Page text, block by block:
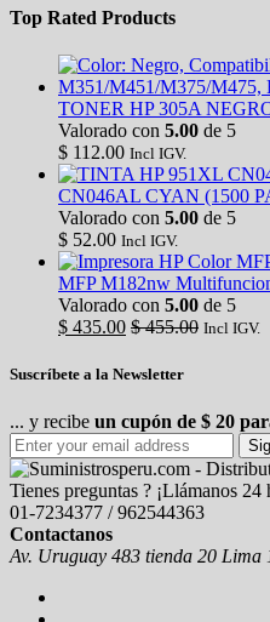
Top Rated Products
TONER HP 305A
Valorado con 5.00 de 5
$ 112.00 Incl IGV.
CN046AL CYAN (1500
Valorado con 5.00 de 5
$ 52.00 Incl IGV.
MFP M182nw
Valorado con 5.00 de 5
$ 435.00 $455.00 Incl IGV.
Suscríbete a la Newsletter
... y recibe un cupón de $ 20
Tienes preguntas ? ¡Llámanos
01-7234377 / 962544363
Contactanos
Av. Uruguay 483 tienda 20 Lima